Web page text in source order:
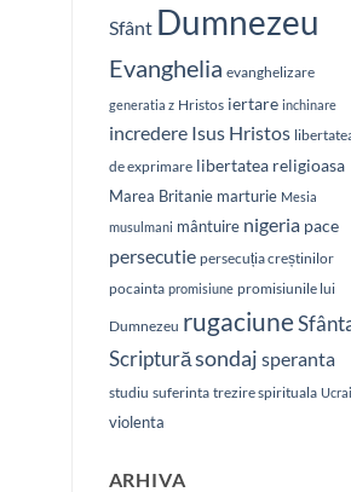
Sfânt Dumnezeu
Evanghelia evanghelizare
generatia z Hristos iertare inchinare
incredere Isus Hristos
de exprimare libertatea religioasa
Marea Britanie marturie Mesia
musulmani mântuire nigeria pace
persecutie persecuția creștinilor
pocainta promisiune promisiunile lui
Dumnezeu rugaciune
Scripturăsondaj speranta
studiu suferinta trezire spirituala
violenta
ARHIVA